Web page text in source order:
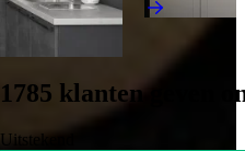
1785 klanten geven
Uitstekend